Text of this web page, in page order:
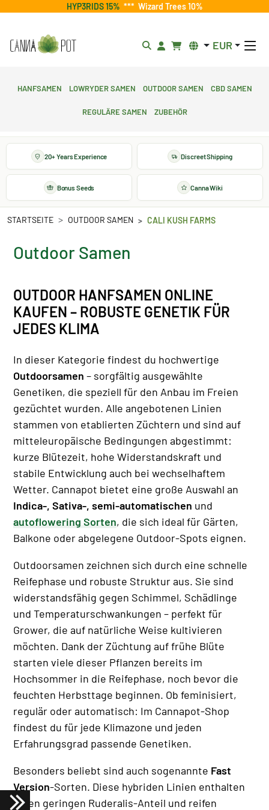
HYP3RIDS 15% *** Wizard Trees 10%
EUR
Hanfsamen Lowryder Samen Outdoor Samen CBD Samen
Reguläre Samen Zubehör
20+ Years Experience Discreet Shipping
Bonus Seeds Canna Wiki
STARTSEITE OUTDOOR SAMEN CALI KUSH FARMS
Outdoor Samen
OUTDOOR HANFSAMEN ONLINE
KAUFEN – ROBUSTE GENETIK FÜR
JEDES KLIMA
In dieser Kategorie findest du hochwertige
Outdoorsamen – sorgfältig ausgewählte
Genetiken, die speziell für den Anbau im Freien
gezüchtet wurden. Alle angebotenen Linien
stammen von etablierten Züchtern und sind auf
mitteleuropäische Bedingungen abgestimmt:
kurze Blütezeit, hohe Widerstandskraft und
stabile Entwicklung auch bei wechselhaftem
Wetter. Cannapot bietet eine große Auswahl an
Indica-, Sativa-, semi-automatischen und
autoflowering Sorten, die sich ideal für Gärten,
Balkone oder abgelegene Outdoor-Spots eignen.
Outdoorsamen zeichnen sich durch eine schnelle
Reifephase und robuste Struktur aus. Sie sind
widerstandsfähig gegen Schimmel, Schädlinge
und Temperaturschwankungen – perfekt für
Grower, die auf natürliche Weise kultivieren
möchten. Dank der Züchtung auf frühe Blüte
starten viele dieser Pflanzen bereits im
Hochsommer in die Reifephase, noch bevor die
feuchten Herbsttage beginnen. Ob feminisiert,
regulär oder automatisch: Im Cannapot-Shop
findest du für jede Klimazone und jeden
Erfahrungsgrad passende Genetiken.
Besonders beliebt sind auch sogenannte Fast
Version-Sorten. Diese hybriden Linien enthalten
einen geringen Ruderalis-Anteil und reifen